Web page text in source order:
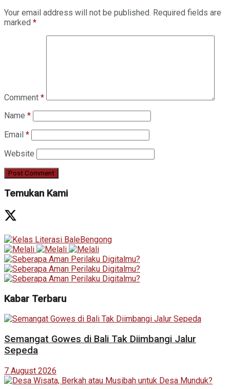
Your email address will not be published. Required fields are
marked *
Comment *
Name *
Email *
Website
Temukan Kami
Kabar Terbaru
Semangat Gowes di Bali Tak Diimbangi Jalur
Sepeda
7 August 2026